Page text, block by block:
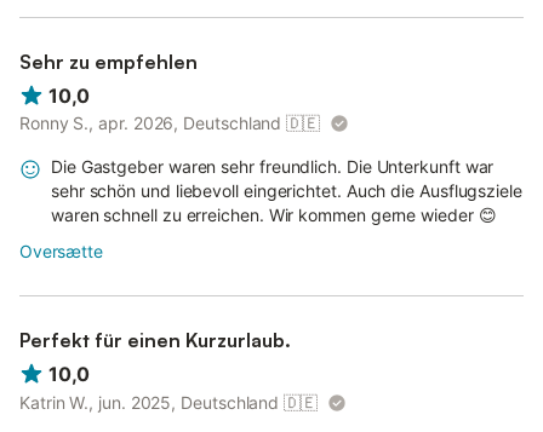
Sehr zu empfehlen
10,0
Ronny S., apr. 2026, Deutschland 🇩🇪
Die Gastgeber waren sehr freundlich. Die Unterkunft war
sehr schön und liebevoll eingerichtet. Auch die Ausflugsziele
waren schnell zu erreichen. Wir kommen gerne wieder 😊
Oversætte
Perfekt für einen Kurzurlaub.
10,0
Katrin W., jun. 2025, Deutschland 🇩🇪